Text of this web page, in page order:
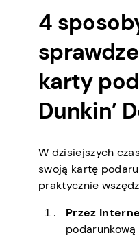
4
karty
Dunkin’
W dzisiejszych
swoją kartę
praktycznie
Przez
podarunkową